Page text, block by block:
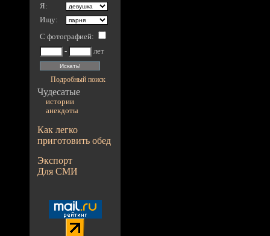
Я:
Ищу:
С фотографией:
-
лет
Подробный поиск
Чудесатые
истории
анекдоты
Как легко
приготовить обед
Экспорт
Для СМИ